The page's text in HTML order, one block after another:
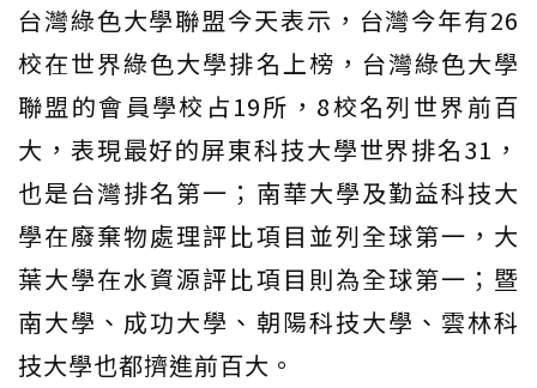
台灣綠色大學聯盟今天表示，台灣今年有26
校在世界綠色大學排名上榜，台灣綠色大學
聯盟的會員學校占19所，8校名列世界前百
大，表現最好的屏東科技大學世界排名31，
也是台灣排名第一；南華大學及勤益科技大
學在廢棄物處理評比項目並列全球第一，大
葉大學在水資源評比項目則為全球第一；暨
南大學、成功大學、朝陽科技大學、雲林科
技大學也都擠進前百大。